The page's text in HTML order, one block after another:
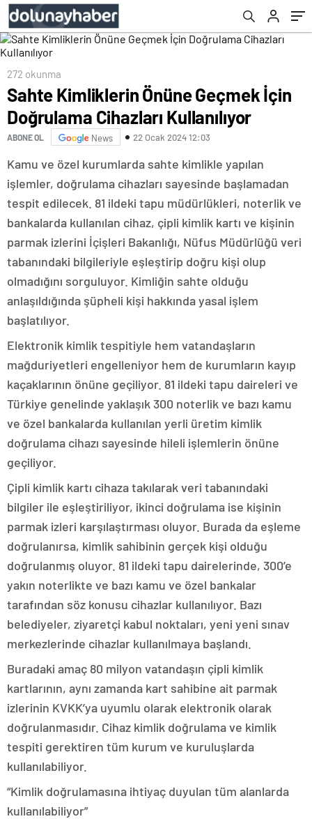
272 okunma
Sahte Kimliklerin Önüne Geçmek İçin
Doğrulama Cihazları Kullanılıyor
ABONE OL News 22 Ocak 2024 12:03
Kamu ve özel kurumlarda sahte kimlikle yapılan
işlemler, doğrulama cihazları sayesinde başlamadan
tespit edilecek. 81 ildeki tapu müdürlükleri, noterlik ve
bankalarda kullanılan cihaz, çipli kimlik kartı ve kişinin
parmak izlerini İçişleri Bakanlığı, Nüfus Müdürlüğü veri
tabanındaki bilgileriyle eşleştirip doğru kişi olup
olmadığını sorguluyor. Kimliğin sahte olduğu
anlaşıldığında şüpheli kişi hakkında yasal işlem
başlatılıyor.
Elektronik kimlik tespitiyle hem vatandaşların
mağduriyetleri engelleniyor hem de kurumların kayıp
kaçaklarının önüne geçiliyor. 81 ildeki tapu daireleri ve
Türkiye genelinde yaklaşık 300 noterlik ve bazı kamu
ve özel bankalarda kullanılan yerli üretim kimlik
doğrulama cihazı sayesinde hileli işlemlerin önüne
geçiliyor.
Çipli kimlik kartı cihaza takılarak veri tabanındaki
bilgiler ile eşleştiriliyor, ikinci doğrulama ise kişinin
parmak izleri karşılaştırması oluyor. Burada da eşleme
doğrulanırsa, kimlik sahibinin gerçek kişi olduğu
doğrulanmış oluyor. 81 ildeki tapu dairelerinde, 300’e
yakın noterlikte ve bazı kamu ve özel bankalar
tarafından söz konusu cihazlar kullanılıyor. Bazı
belediyeler, ziyaretçi kabul noktaları, yeni yeni sınav
merkezlerinde cihazlar kullanılmaya başlandı.
Buradaki amaç 80 milyon vatandaşın çipli kimlik
kartlarının, aynı zamanda kart sahibine ait parmak
izlerinin KVKK’ya uyumlu olarak elektronik olarak
doğrulanmasıdır. Cihaz kimlik doğrulama ve kimlik
tespiti gerektiren tüm kurum ve kuruluşlarda
kullanılabiliyor.
“Kimlik doğrulamasına ihtiyaç duyulan tüm alanlarda
kullanılabiliyor”